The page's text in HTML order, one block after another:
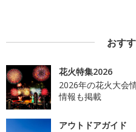
おす
花火特集2026
2026年の花火大会
情報も掲載
アウトドアガイド